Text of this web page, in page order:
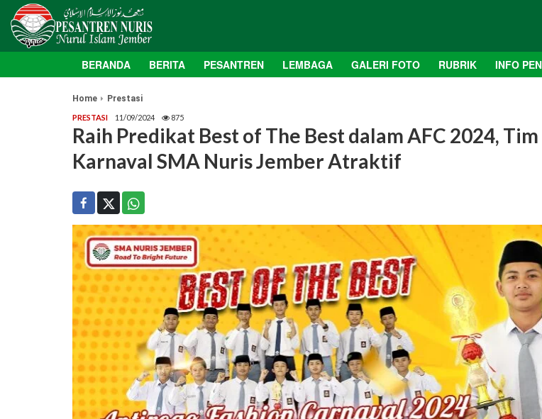
BERANDA BERITA PESANTREN LEMBAGA GALERI FOTO RUBRIK INFO
Home Prestasi
PRESTASI 11/09/2024 875
Raih Predikat Best of The Best dalam AFC 2024, Tim
Karnaval SMA Nuris Jember Atraktif